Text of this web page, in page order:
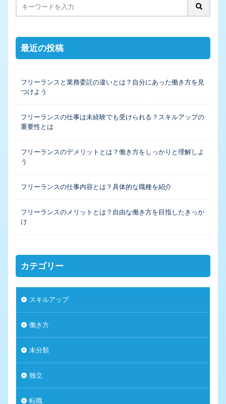
最近の投稿
フリーランスと業務委託の違いとは？自分にあった働き方を見
つけよう
フリーランスの仕事は未経験でも受けられる？スキルアップの
重要性とは
フリーランスのデメリットとは？働き方をしっかりと理解しよ
う
フリーランスの仕事内容とは？具体的な職種を紹介
フリーランスのメリットとは？自由な働き方を目指したきっか
け
カテゴリー
スキルアップ
働き方
未分類
独立
転職